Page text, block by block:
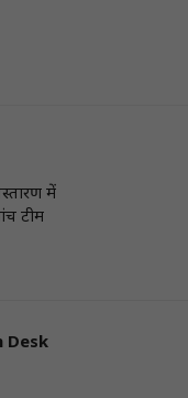
में
टीम
Desk